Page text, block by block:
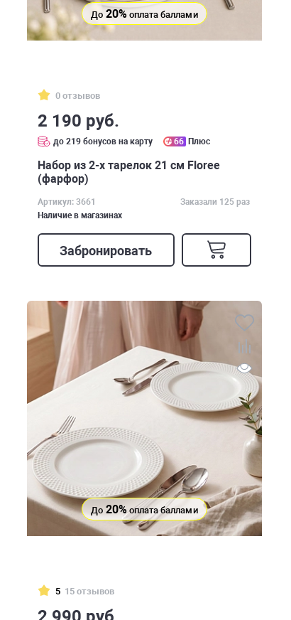
До 20% оплата баллами
0 отзывов
2 190 руб.
до 219 бонусов на карту 66 Плюс
Набор из 2-х тарелок 21 см Floree
(фарфор)
Артикул: 3661
Заказали 125 раз
Наличие в магазинах
Забронировать
До 20% оплата баллами
5 15 отзывов